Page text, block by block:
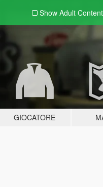
Show Adult Content
GIOCATORE